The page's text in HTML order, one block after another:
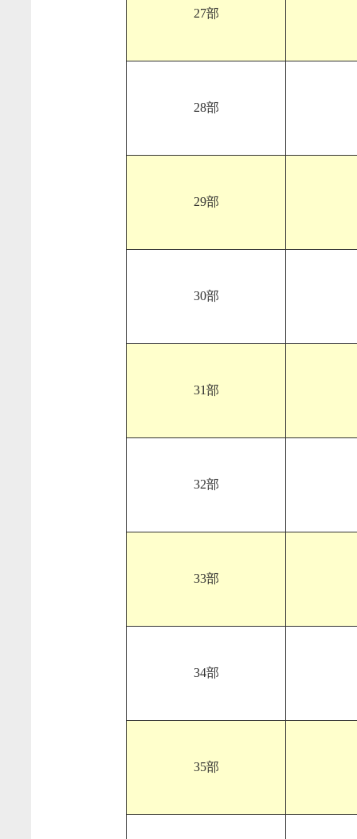
27部
28部
29部
30部
31部
32部
33部
34部
35部